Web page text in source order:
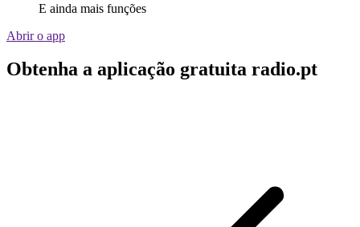
E ainda mais funções
Abrir o app
Obtenha a aplicação gratuita radio.pt